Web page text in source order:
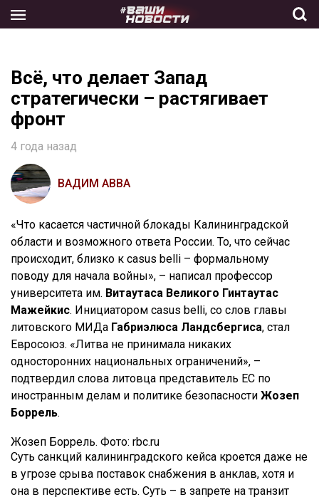
the
Всё, что делает Запад
стратегически – растягивает
фронт
4 года назад
ВАДИМ АВВА
«Что касается частичной блокады Калининградской
области и возможного ответа России. То, что сейчас
происходит, близко к casus belli – формальному
поводу для начала войны», – написал профессор
университета им. Витаутаса Великого Гинтаутас
Мажейкис. Инициатором casus belli, со слов главы
литовского МИДа Габриэлюса Ландсбергиса, стал
Евросоюз. «Литва не принимала никаких
односторонних национальных ограничений», –
подтвердил слова литовца представитель ЕС по
иностранным делам и политике безопасности Жозеп
Боррель.
Жозеп Боррель. Фото: rbc.ru
Суть санкций калининградского кейса кроется даже не
в угрозе срыва поставок снабжения в анклав, хотя и
она в перспективе есть. Суть – в запрете на транзит